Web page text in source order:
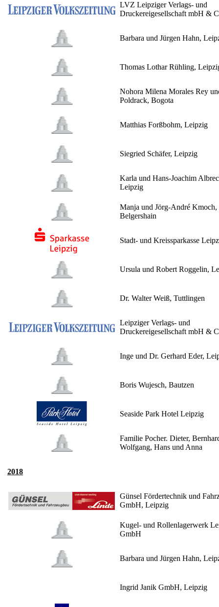
LVZ Leipziger Verlags- und
Druckereigesellschaft mbH &
Barbara und Jürgen Hahn,
Thomas Lothar Rühling,
Nohora Milena Morales Rey
Poldrack, Bogota
Matthias Forßbohm, Leipzig
Siegried Schäfer, Leipzig
Karla und Hans-Joachim
Leipzig
Manja und Jörg-André Kmoch,
Belgershain
Stadt- und Kreissparkasse
Ursula und Robert Roggelin,
Dr. Walter Weiß, Tuttlingen
Leipziger Verlags- und
Druckereigesellschaft mbH &
Inge und Dr. Gerhard Eder,
Boris Wujesch, Bautzen
Seaside Park Hotel Leipzig
Familie Pocher. Dieter,
Wolfgang, Hans und Anna
2018
Günsel Fördertechnik und
GmbH, Leipzig
Kugel- und Rollenlagerwerk
GmbH
Barbara und Jürgen Hahn,
Ingrid Janik GmbH, Leipzig